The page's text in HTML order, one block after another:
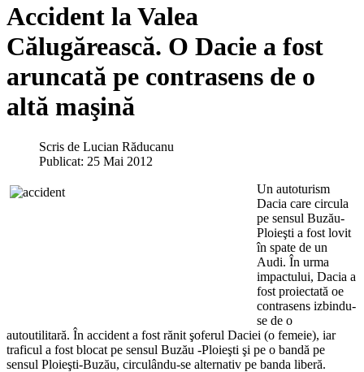
Accident la Valea
Călugărească. O Dacie a fost
aruncată pe contrasens de o
altă maşină
Scris de Lucian Răducanu
Publicat: 25 Mai 2012
Un autoturism
Dacia care circula
pe sensul Buzău-
Ploieşti a fost lovit
în spate de un
Audi. În urma
impactului, Dacia a
fost proiectată oe
contrasens izbindu-
se de o
autoutilitară. În accident a fost rănit şoferul Daciei (o femeie), iar
traficul a fost blocat pe sensul Buzău -Ploieşti şi pe o bandă pe
sensul Ploieşti-Buzău, circulându-se alternativ pe banda liberă.